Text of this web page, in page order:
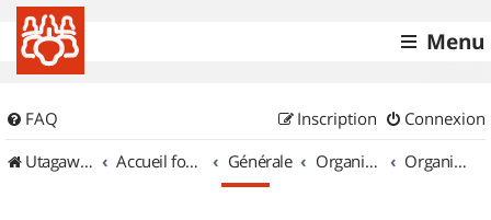
Menu
FAQ Connexion
Inscription
UtagawaVTT (Randos VTT et VTTAE avec traces GPS)
Accueil forum Générale Organisation de sorties & Recherche de partenaires Organisation de sorties en région Languedoc Roussillon